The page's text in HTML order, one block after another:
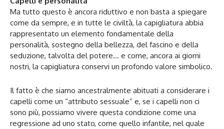
Ma tutto questo è ancora riduttivo e non basta a spiegare
come da sempre, e in tutte le civiltà, la capigliatura abbia
rappresentato un elemento fondamentale della
personalità, sostegno della bellezza, del fascino e della
seduzione, talvolta del potere… e come, ancora ai giorni
nostri, la capigliatura conservi un profondo valore simbolico.
Il fatto è che siamo ancestralmente abituati a considerare i
capelli come un “attributo sessuale” e, se i capelli non ci
sono più, possiamo vivere questa condizione come una
regressione ad uno stato, come quello infantile, nel quale